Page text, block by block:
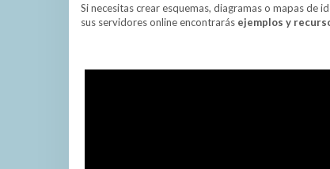
Si necesitas crear esquemas, diagramas o mapas de
sus servidores online encontrarás ejemplos y